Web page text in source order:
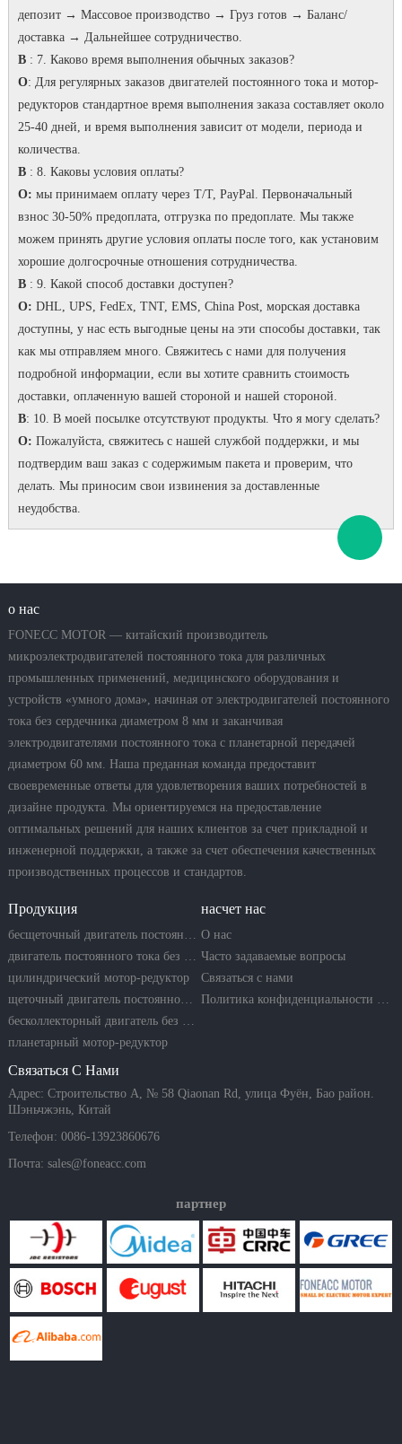
депозит → Массовое производство → Груз готов → Баланс/
доставка → Дальнейшее сотрудничество.
В: 7. Каково время выполнения обычных заказов?
О: Для регулярных заказов двигателей постоянного тока и мотор-
редукторов стандартное время выполнения заказа составляет около
25-40 дней, и время выполнения зависит от модели, периода и
количества.
В: 8. Каковы условия оплаты?
О: мы принимаем оплату через T/T, PayPal. Первоначальный
взнос 30-50% предоплата, отгрузка по предоплате. Мы также
можем принять другие условия оплаты после того, как установим
хорошие долгосрочные отношения сотрудничества.
В: 9. Какой способ доставки доступен?
О: DHL, UPS, FedEx, TNT, EMS, China Post, морская доставка
доступны, у нас есть выгодные цены на эти способы доставки, так
как мы отправляем много. Свяжитесь с нами для получения
подробной информации, если вы хотите сравнить стоимость
доставки, оплаченную вашей стороной и нашей стороной.
В: 10. В моей посылке отсутствуют продукты. Что я могу сделать?
О: Пожалуйста, свяжитесь с нашей службой поддержки, и мы
подтвердим ваш заказ с содержимым пакета и проверим, что
делать. Мы приносим свои извинения за доставленные
неудобства.
о нас
FONECC MOTOR — китайский производитель
микроэлектродвигателей постоянного тока для различных
промышленных применений, медицинского оборудования и
устройств «умного дома», начиная от электродвигателей постоянного
тока без сердечника диаметром 8 мм и заканчивая
электродвигателями постоянного тока с планетарной передачей
диаметром 60 мм. Наша преданная команда предоставит
своевременные ответы для удовлетворения ваших потребностей в
дизайне продукта. Мы ориентируемся на предоставление
оптимальных решений для наших клиентов за счет прикладной и
инженерной поддержки, а также за счет обеспечения качественных
производственных процессов и стандартов.
Продукция
цилиндрический мотор-редуктор
щеточный двигатель постоянного тока
планетарный мотор-редуктор
насчет нас
О нас
Часто задаваемые вопросы
Связаться с нами
Связаться С Нами
Адрес: Строительство A, № 58 Qiaonan Rd, улица Фуён, Бао район.
Шэньчжэнь, Китай
Телефон: 0086-13923860676
Почта: sales@foneacc.com
партнер